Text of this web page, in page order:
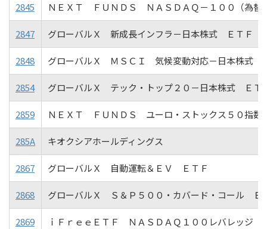
2845 ＮＥＸＴ ＦＵＮＤＳ ＮＡＳＤＡＱ－１００（為替
2847 グローバルＸ 新成長インフラ－日本株式 ＥＴＦ
2848 グローバルＸ ＭＳＣＩ 気候変動対応－日本株式
2854 グローバルＸ テック・トップ２０－日本株式 ＥＴ
2859 ＮＥＸＴ ＦＵＮＤＳ ユーロ・ストックス５０指数
285A キオクシアホールディングス
2867 グローバルＸ 自動運転＆ＥＶ ＥＴＦ
2868 グローバルＸ Ｓ＆Ｐ５００・カバード・コール Ｅ
2869 ｉＦｒｅｅＥＴＦ ＮＡＳＤＡＱ１００レバレッジ